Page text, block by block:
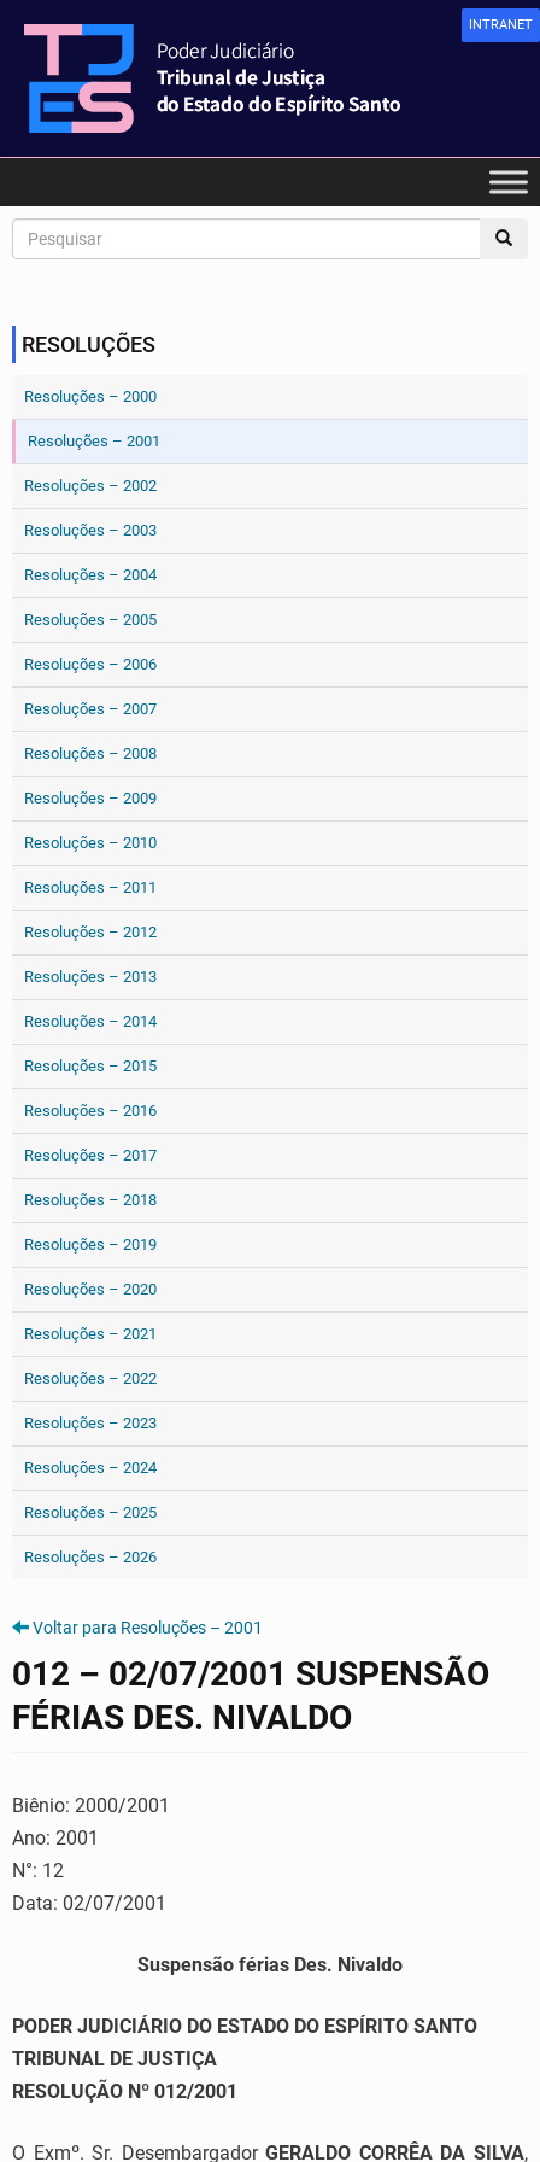
INTRANET
RESOLUÇÕES
Resoluções – 2000
Resoluções – 2001
Resoluções – 2002
Resoluções – 2003
Resoluções – 2004
Resoluções – 2005
Resoluções – 2006
Resoluções – 2007
Resoluções – 2008
Resoluções – 2009
Resoluções – 2010
Resoluções – 2011
Resoluções – 2012
Resoluções – 2013
Resoluções – 2014
Resoluções – 2015
Resoluções – 2016
Resoluções – 2017
Resoluções – 2018
Resoluções – 2019
Resoluções – 2020
Resoluções – 2021
Resoluções – 2022
Resoluções – 2023
Resoluções – 2024
Resoluções – 2025
Resoluções – 2026
Voltar para Resoluções – 2001
012 – 02/07/2001 SUSPENSÃO
FÉRIAS DES. NIVALDO
Biênio: 2000/2001
Ano: 2001
N°: 12
Data: 02/07/2001
Suspensão férias Des. Nivaldo
PODER JUDICIÁRIO DO ESTADO DO ESPÍRITO SANTO
TRIBUNAL DE JUSTIÇA
RESOLUÇÃO Nº 012/2001
O Exmº. Sr. DesembargadorGERALDO CORRÊA DA SILVA,